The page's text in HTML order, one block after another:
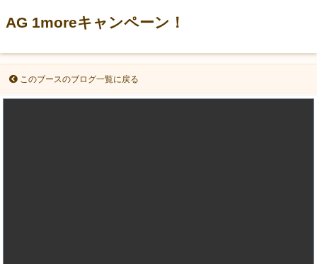
AG 1moreキャンペーン！
このブースのブログ一覧に戻る